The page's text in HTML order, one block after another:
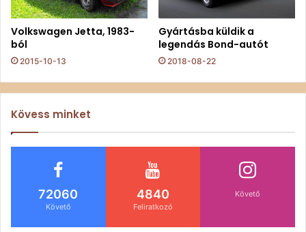
Volkswagen Jetta, 1983-
ból
2015-10-13
Gyártásba küldik a
legendás Bond-autót
2018-08-22
Kövess minket
72060
Követő
4840
Feliratkozó
Követő